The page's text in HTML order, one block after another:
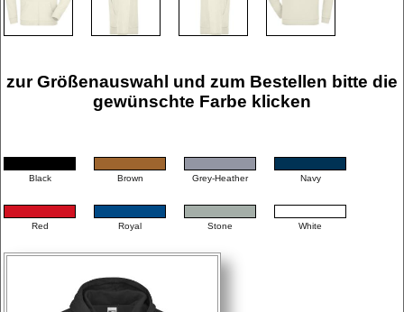
zur Größenauswahl und zum Bestellen bitte die
gewünschte Farbe klicken
Black Brown Grey-Heather Navy
Red Royal Stone White